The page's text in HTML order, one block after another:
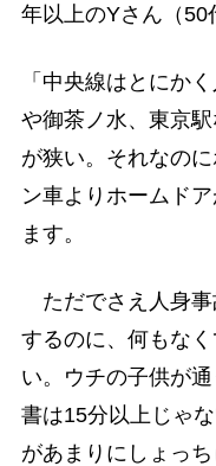
年以上のYさん（50
「中央線はとにか
や御茶ノ水、東京
が狭い。それなの
ン車よりホームド
ます。
ただでさえ人身事
するのに、何もな
い。ウチの子供が
書は15分以上じゃ
があまりにしょっ